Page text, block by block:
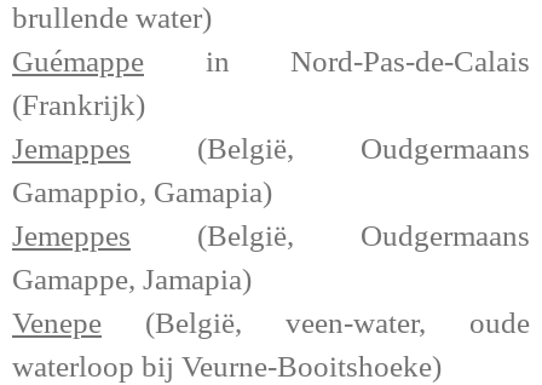
brullende water)
Guémappe in Nord-Pas-de-Calais
(Frankrijk)
Jemappes (België, Oudgermaans
Gamappio, Gamapia)
Jemeppes (België, Oudgermaans
Gamappe, Jamapia)
Venepe (België, veen-water, oude
waterloop bij Veurne-Booitshoeke)